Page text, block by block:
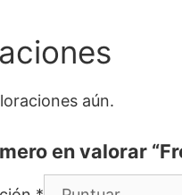
aún.
en valorar